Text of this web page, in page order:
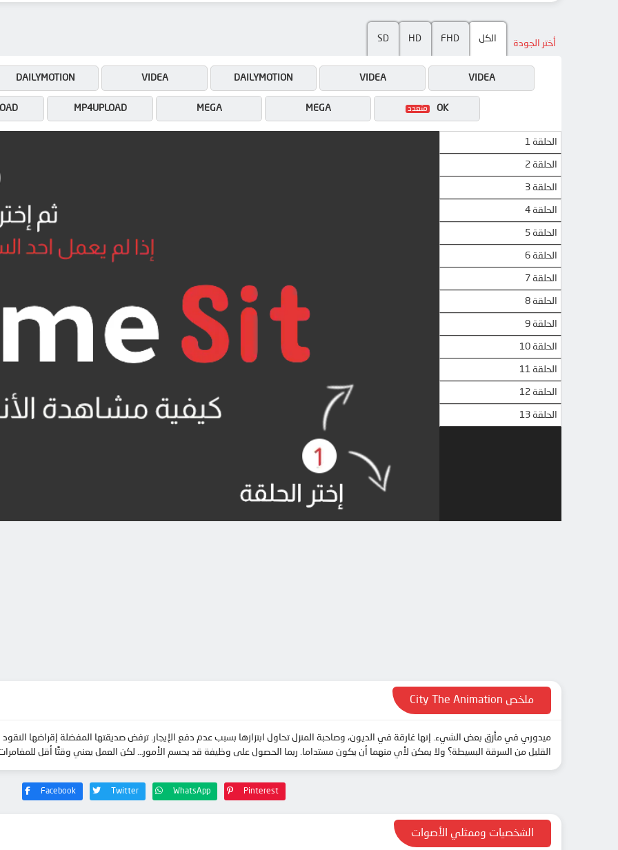
أختر الجودة الكل FHD
HD
SD
MEGA
VIDEA
MP4UPLOAD MEGA
VIDEA
DAILYMOTION
OK
VIDEA
DAILYMOTION
الحلقة 1
الحلقة 2
الحلقة 3
الحلقة 4
الحلقة 5
الحلقة 6
الحلقة 7
الحلقة 8
الحلقة 9
الحلقة 10
الحلقة 11
الحلقة 12
الحلقة 13
ملخص City The Animation
ميدوري في مأزق بعض الشيء. إنها غارقة في الديون، وصاحبة المنزل تحاول ابتزازها بسبب عدم دفع الإيجار. ترفض صديقتها المفضلة إقراضها
القليل من السرقة البسيطة؟ ولا يمكن لأي منهما أن يكون مستداما. ربما الحصول على وظيفة قد يحسم الأمور… لكن العمل يعني وقتًا أقل
Facebook Twitter WhatsApp Pinterest
الشخصيات وممثلي الأصوات